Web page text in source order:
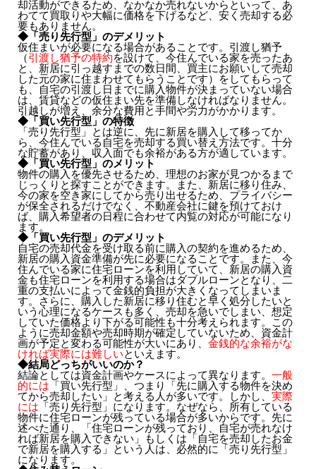
却活動ができるため、なかなか売れないからといって、あ
わてて買取りや大幅に価格を下げるなど、安く売却する必
要もありません。
◆「売り先行型」のデメリット
仮住まいが必要になる場合があることです。引渡し猶予
（引渡し猶予の特約を設けて、今住んでいる家を売ったあ
と、新居に引っ越すまでの数日間、買主にお願いして売却
した元の家に住まわせてもらうことです）をしてもらって
も、自宅の引渡し日までに購入物件が決まっていない場合
は、賃貸などの仮住まい先を準備しなければなりません。
引越しが増え、余分な費用と手間や労力がかかります。
◆「買い先行型」の特徴
「売り先行型」とは逆に、先に新居を購入して移ってか
ら、今住んでいる自宅を売却する買い替え方法です。十分
な貯蓄があり、収入面でも余裕がある方が適しています。
◆「買い先行型」のメリット
物件の購入を優先させるため、理想のお家が見つかるまで
じっくりと探すことができます。また、新居に移り住み、
今の家を空き家にしてから売り出せるため、プライバシー
が保全されるだけでなく、不動産会社に鍵を預けておけ
ば、購入希望者の日程に合わせて内覧の対応が可能になり
ます。
◆「買い先行型」のデメリット
自宅の売却代金を受け取る前に購入の契約を進めるため、
新居の購入資金準備が先に必要になることです。また、今
住んでいる家に住宅ローンを利用していて、新居の購入資
金も住宅ローンを利用する場合はダブルローンとなり、二
重の支払いによって金銭的負担が大きくなってしまいま
す。さらに、購入した新居に移り住むと早く処分したいと
いう心理になるケースも多く、売却を急いでしまい、想定
していた価格より下がる可能性も十分考えられます。この
ように売却金額や売却時期が確定していないため、資金計
画が予定と変わる可能性が大いにあり、 金銭的な余裕がな
ければ実際には難しいといえます。
◆結局どっちがいいのか？
結論としては資金計画やケースによって異なります。 一般
的には 「買い先行型」、つまり「先に購入する物件を決め
てから売却したい」と考える人が多いです。しかし、 実際
には 「売り先行型」になります。なぜなら、所有している
物件に住宅ローンが残っている場合が多いからです。先に
述べた通り、「住宅ローンが残っており、自宅が売れなけ
れば新居を購入できない」もしくは「自宅を売却したお金
で新居を購入する」という人は、必然的に「売り先行型」
になります。